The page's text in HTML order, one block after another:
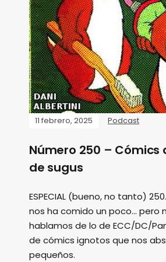
11 febrero, 2025 Podcast
Número 250 – Cómics
de sugus
ESPECIAL (bueno, no tanto)
nos ha comido un poco... pero
hablamos de lo de ECC/DC/
de cómics ignotos que nos
pequeños.